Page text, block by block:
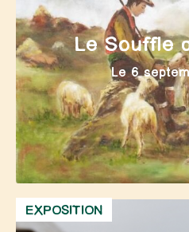
Le Souffle
Le 6
EXPOSITION